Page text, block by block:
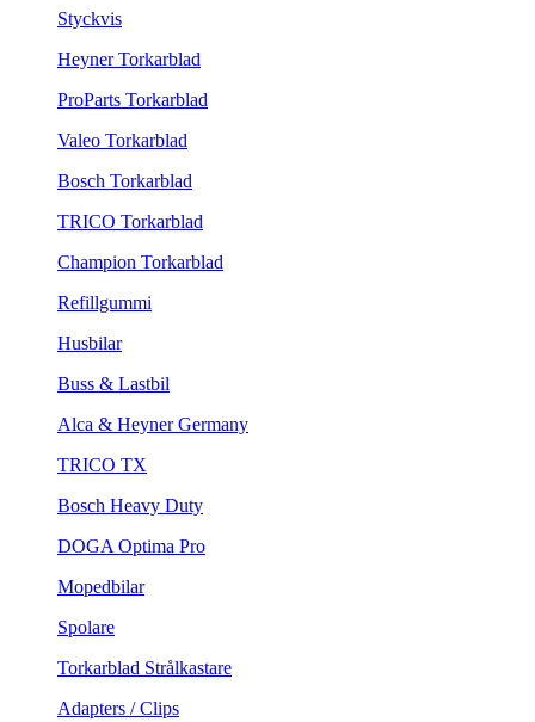
Styckvis
Heyner Torkarblad
ProParts Torkarblad
Valeo Torkarblad
Bosch Torkarblad
TRICO Torkarblad
Champion Torkarblad
Refillgummi
Husbilar
Buss & Lastbil
Alca & Heyner Germany
TRICO TX
Bosch Heavy Duty
DOGA Optima Pro
Mopedbilar
Spolare
Torkarblad Strålkastare
Adapters / Clips